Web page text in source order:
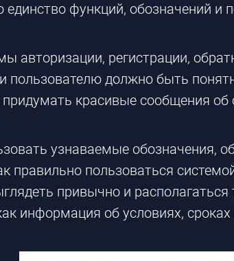
функций, обозначений и
авторизации, регистрации,
должно быть
придумать красивые сообщения
узнаваемые обозначения,
правильно пользоваться
привычно и располагаться
информация об условиях, сроках